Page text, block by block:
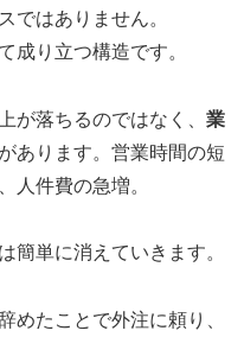
ではありません。
成り立つ構造です。
が落ちるのではなく、 業
あります。営業時間の短
人件費の急増。
簡単に消えていきます。
めたことで外注に頼り、